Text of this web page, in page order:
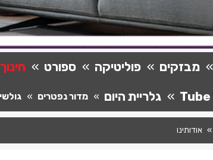
מבזקים פוליטיקה ספורט
גלריית היום מדור נפטרים
אודותינו